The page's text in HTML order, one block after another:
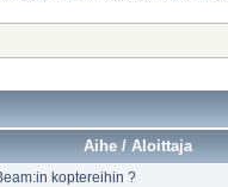
Aihe / Aloittaja
koptereihin ?